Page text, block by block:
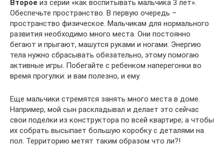
Второе из серии «как воспитывать мальчика 3 лет».
Обеспечьте пространство. В первую очередь –
пространство физическое. Мальчикам для нормального
развития необходимо много места. Они постоянно
бегают и прыгают, машутся руками и ногами. Энергию
тела нужно сбрасывать обязательно, этому помогаю
активные игры. Побегайте с ребенком наперегонки во
время прогулки: и вам полезно, и ему.
Еще мальчики стремятся занять много места в доме.
Например, мой сын раскладывал и делает это сейчас
свои поделки из конструктора по всей квартире; а чтобы
их собрать высыпает большую коробку с деталями на
пол. Территорию метят таким образом что ли?!